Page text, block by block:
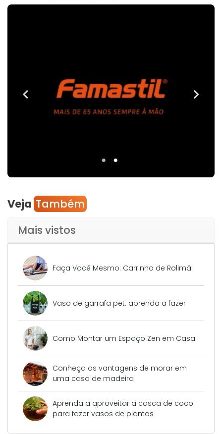
Veja Também
Mais vistos
Faça Você Mesmo: Carrinho de Rolimã
Vaso de garrafa pet: aprenda a fazer
Como Montar um Espaço Zen em Casa
Conheça as vantagens de morar em
uma casa de madeira
Aprenda a aproveitar a casca de coco
para fazer vasos de plantas